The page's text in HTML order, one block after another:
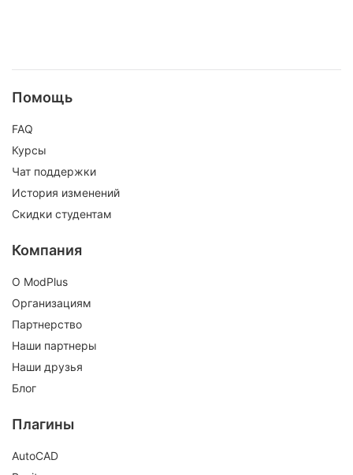
Помощь
FAQ
Курсы
Чат поддержки
История изменений
Скидки студентам
Компания
О ModPlus
Организациям
Партнерство
Наши партнеры
Наши друзья
Блог
Плагины
AutoCAD